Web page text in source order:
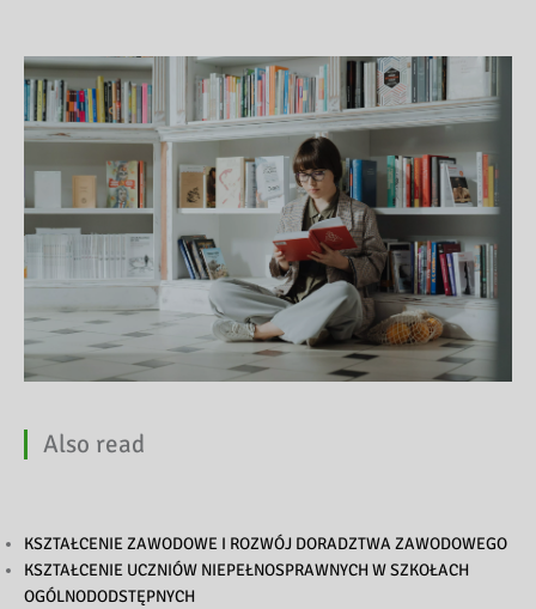
Also read
KSZTAŁCENIE ZAWODOWE I ROZWÓJ DORADZTWA ZAWODOWEGO
KSZTAŁCENIE UCZNIÓW NIEPEŁNOSPRAWNYCH W SZKOŁACH
OGÓLNODODSTĘPNYCH